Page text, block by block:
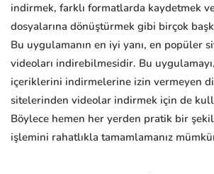
indirmek, farklı formatlarda kaydetmek
dosyalarına dönüştürmek gibi birçok
Bu uygulamanın en iyi yanı, en popüler
videoları indirebilmesidir. Bu uygulamayı,
içeriklerini indirmelerine izin vermeyen
sitelerinden videolar indirmek için de
Böylece hemen her yerden pratik bir
işlemini rahatlıkla tamamlamanız